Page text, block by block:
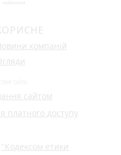
компаній
сайтом
платного доступу
"Кодексом етики